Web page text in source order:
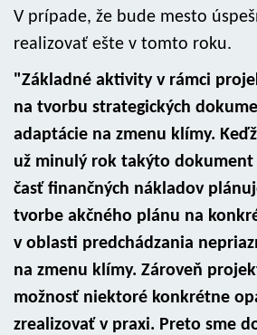
V prípade, že bude mesto
realizovať ešte v tomto roku.
"Základné aktivity v rámci
na tvorbu strategických
adaptácie na zmenu klímy.
už minulý rok takýto dokument
časť finančných nákladov
tvorbe akčného plánu na
v oblasti predchádzania
na zmenu klímy. Zároveň
možnosť niektoré konkrétne
zrealizovať v praxi. Preto sme